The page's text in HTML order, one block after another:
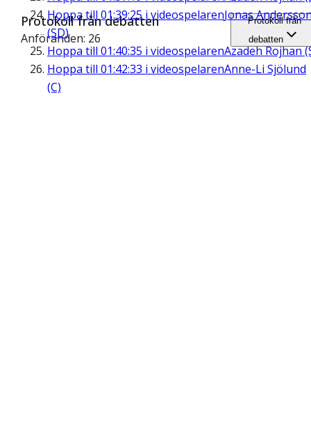
Hoppa till 01:39:25 i videospelarenJonas
(SD)
Hoppa till 01:40:35 i videospelarenAzadeh Rojhan
Hoppa till 01:42:33 i videospelarenAnne-Li Sjölund
(C)
Protokoll från debatten
Anföranden: 26
Protokoll från
debatten